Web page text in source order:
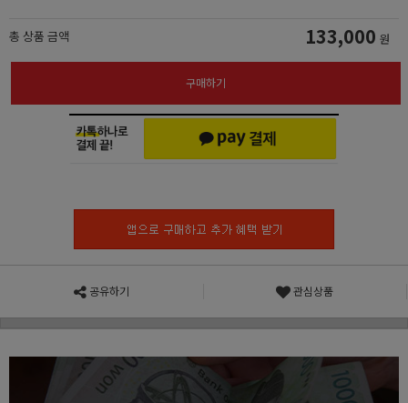
총 상품 금액 133,000 원
구매하기
공유하기 관심상품